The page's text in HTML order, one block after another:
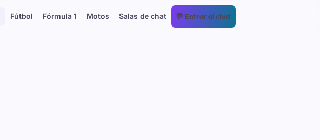
Fútbol Fórmula 1 Motos Salas de chat 💬 Entrar al chat